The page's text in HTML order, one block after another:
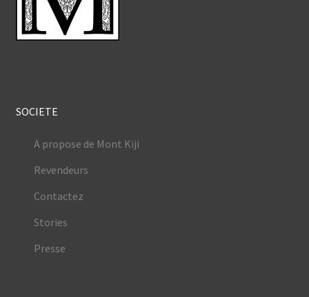
SOCIETE
A propose de Mont Kiji
Revendeurs
Contactez
Stories
Presse